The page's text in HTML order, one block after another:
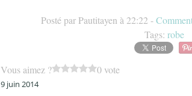
Posté par Pautitayen à 22:22 -
Tags: robe
Vous aimez ? 0 vote
9 juin 2014